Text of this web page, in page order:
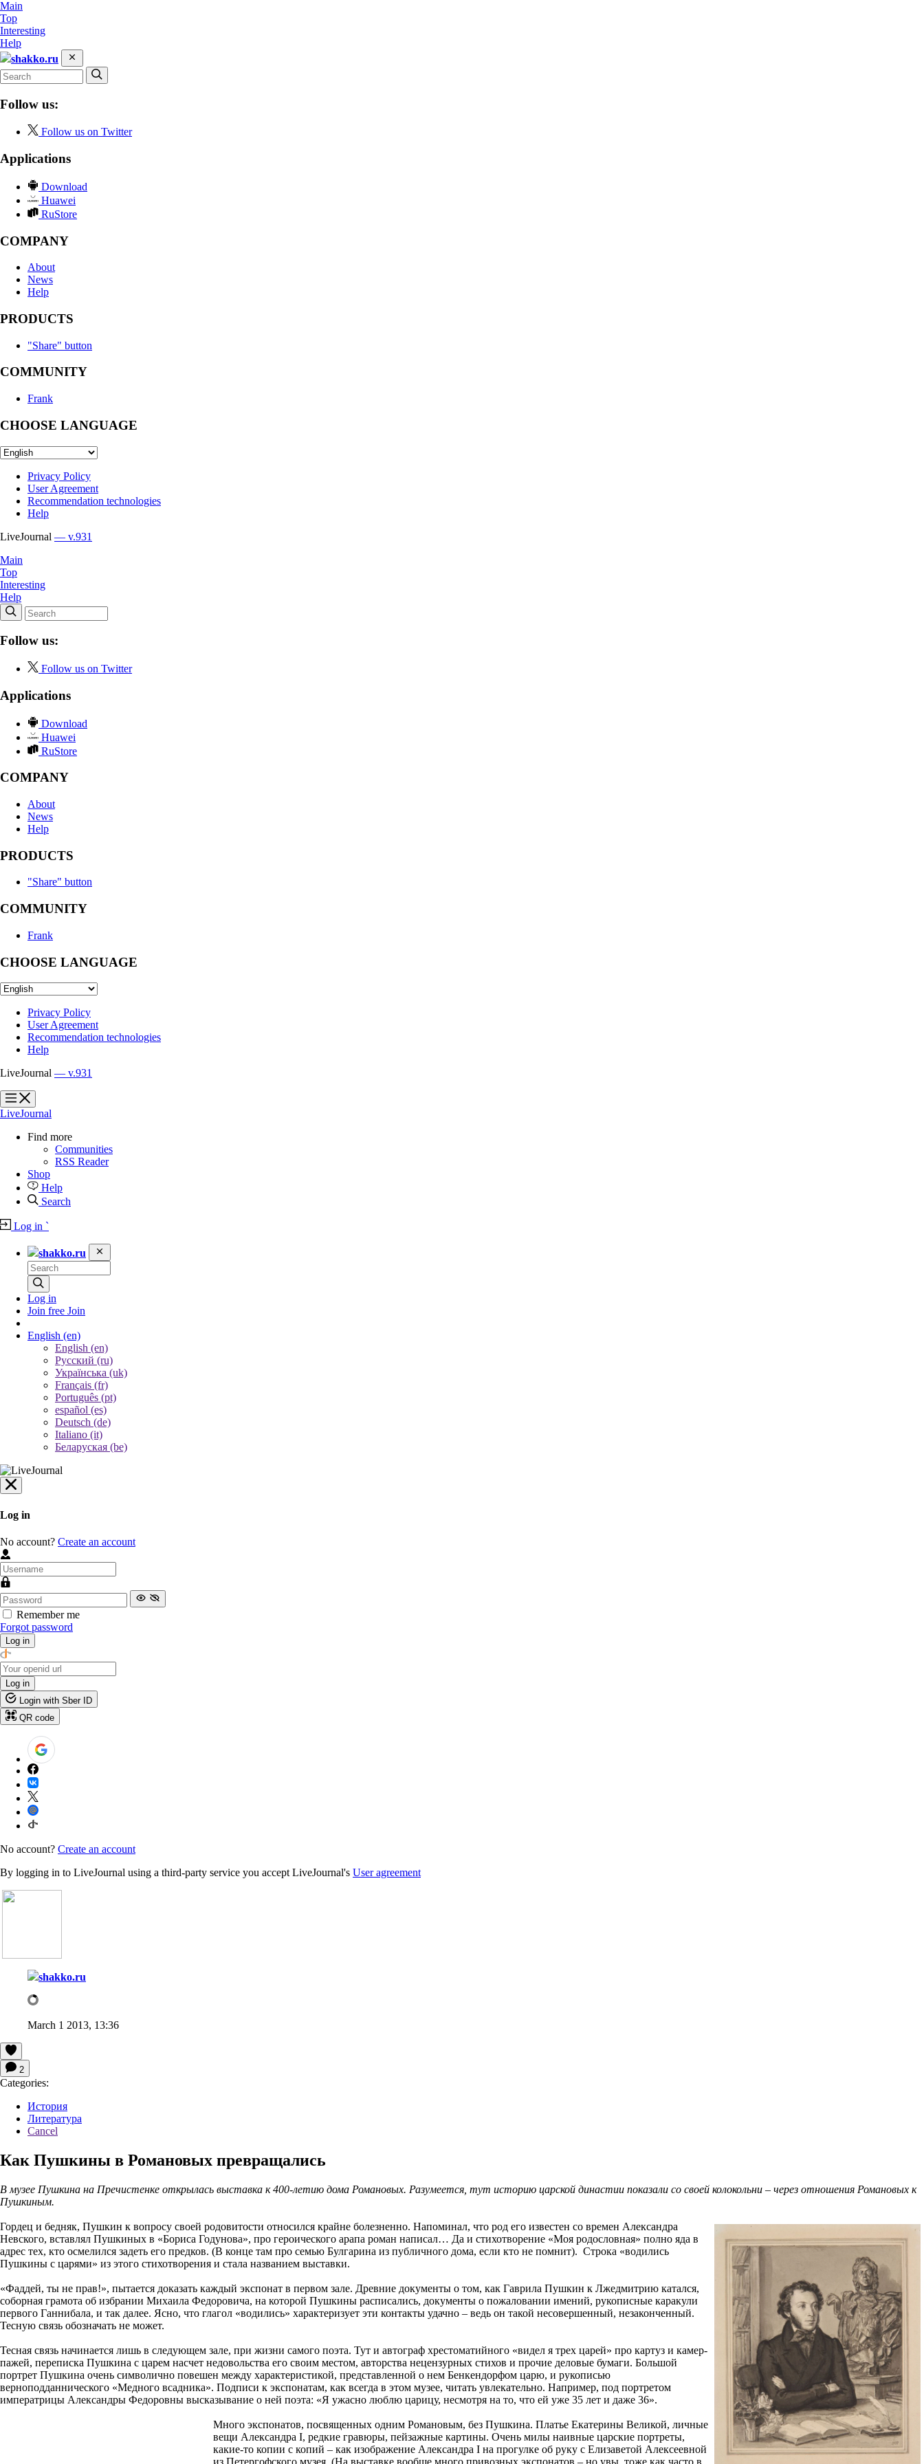
Main
Top
Interesting
Help
shakko.ru
Follow us:
Follow us on Twitter
Applications
Download
Huawei
RuStore
COMPANY
About
News
Help
PRODUCTS
"Share" button
COMMUNITY
Frank
CHOOSE LANGUAGE
Privacy Policy
User Agreement
Recommendation technologies
Help
LiveJournal — v.931
Main
Top
Interesting
Help
Follow us:
Follow us on Twitter
Applications
Download
Huawei
RuStore
COMPANY
About
News
Help
PRODUCTS
"Share" button
COMMUNITY
Frank
CHOOSE LANGUAGE
Privacy Policy
User Agreement
Recommendation technologies
Help
LiveJournal — v.931
?
?
LiveJournal
Find more
Communities
RSS Reader
Shop
Help
Search
Log in `
shakko.ru
Log in
Join free Join
English (en)
English (en)
Русский (ru)
Українська (uk)
Français (fr)
Português (pt)
español (es)
Deutsch (de)
Italiano (it)
Беларуская (be)
Log in
No account? Create an account
Remember me
Forgot password
Log in
Log in
Login with Sber ID
QR code
No account? Create an account
By logging in to LiveJournal using a third-party service you accept LiveJournal's User agreement
shakko.ru
March 1 2013, 13:36
2
Categories:
История
Литература
Cancel
Как Пушкины в Романовых превращались
В музее Пушкина на Пречистенке открылась выставка к 400-летию дома Романовых. Разумеется, тут историю царской династии показали со своей колокольни – через отношения Романовых к
Пушкиным.
Гордец и бедняк, Пушкин к вопросу своей родовитости относился крайне болезненно. Напоминал, что род его известен со времен Александра
Невского, вставлял Пушкиных в «Бориса Годунова», про героического арапа роман написал… Да и стихотворение «Моя родословная» полно яда в
адрес тех, кто осмелился задеть его предков. (В конце там про семью Булгарина из публичного дома, если кто не помнит). Строка «водились
Пушкины с царями» из этого стихотворения и стала названием выставки.
«Фаддей, ты не прав!», пытается доказать каждый экспонат в первом зале. Древние документы о том, как Гаврила Пушкин к Лжедмитрию катался,
соборная грамота об избрании Михаила Федоровича, на которой Пушкины расписались, документы о пожаловании имений, рукописные каракули
первого Ганнибала, и так далее. Ясно, что глагол «водились» характеризует эти контакты удачно – ведь он такой несовершенный, незаконченный.
Тесную связь обозначать не может.
Тесная связь начинается лишь в следующем зале, при жизни самого поэта. Тут и автограф хрестоматийного «видел я трех царей» про картуз и камер-
пажей, переписка Пушкина с царем насчет недовольства его своим местом, авторства нецензурных стихов и прочие деловые бумаги. Большой
портрет Пушкина очень символично повешен между характеристикой, представленной о нем Бенкендорфом царю, и рукописью
верноподданнического «Медного всадника». Подписи к экспонатам, как всегда в этом музее, читать увлекательно. Например, под портретом
императрицы Александры Федоровны высказывание о ней поэта: «Я ужасно люблю царицу, несмотря на то, что ей уже 35 лет и даже 36».
Много экспонатов, посвященных одним Романовым, без Пушкина. Платье Екатерины Великой, личные
вещи Александра I, редкие гравюры, пейзажные картины. Очень милы наивные царские портреты,
какие-то копии с копий – как изображение Александра I на прогулке об руку с Елизаветой Алексеевной
из Петергофского музея. (На выставке вообще много привозных экспонатов – но увы, тоже как часто в